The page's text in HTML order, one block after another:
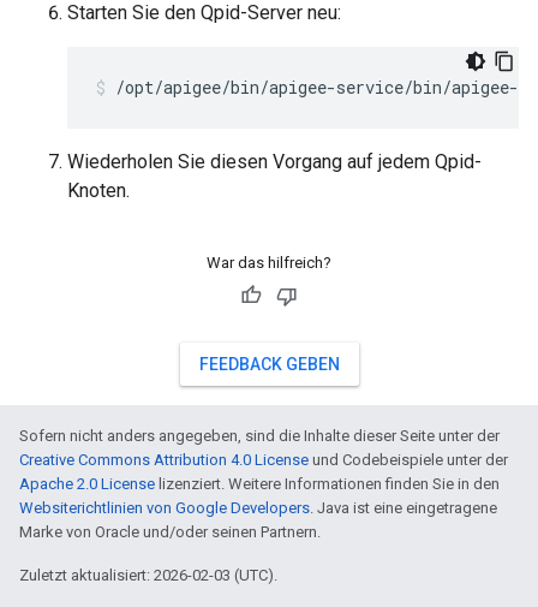
Starten Sie den Qpid-Server neu:
/opt/apigee/bin/apigee-service/bin/apigee-
Wiederholen Sie diesen Vorgang auf jedem Qpid-
Knoten.
War das hilfreich?
FEEDBACK GEBEN
Sofern nicht anders angegeben, sind die Inhalte dieser Seite unter der
Creative Commons Attribution 4.0 License und Codebeispiele unter der
Apache 2.0 License lizenziert. Weitere Informationen finden Sie in den
Websiterichtlinien von Google Developers. Java ist eine eingetragene
Marke von Oracle und/oder seinen Partnern.
Zuletzt aktualisiert: 2026-02-03 (UTC).